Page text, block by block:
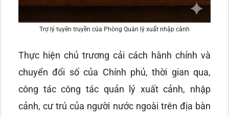
Trợ lý tuyên truyền của Phòng Quản lý xuất nhập cảnh
Thực hiện chủ trương cải cách hành chính và
chuyển đổi số của Chính phủ, thời gian qua,
công tác công tác quản lý xuất cảnh, nhập
cảnh, cư trú của người nước ngoài trên địa bàn